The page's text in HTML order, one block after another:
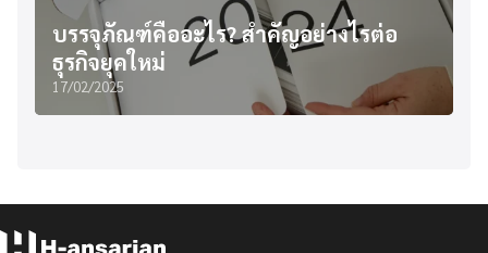
บรรจุภัณฑ์คืออะไร? สำคัญอย่างไรต่อ
ธุรกิจยุคใหม่
17/02/2025